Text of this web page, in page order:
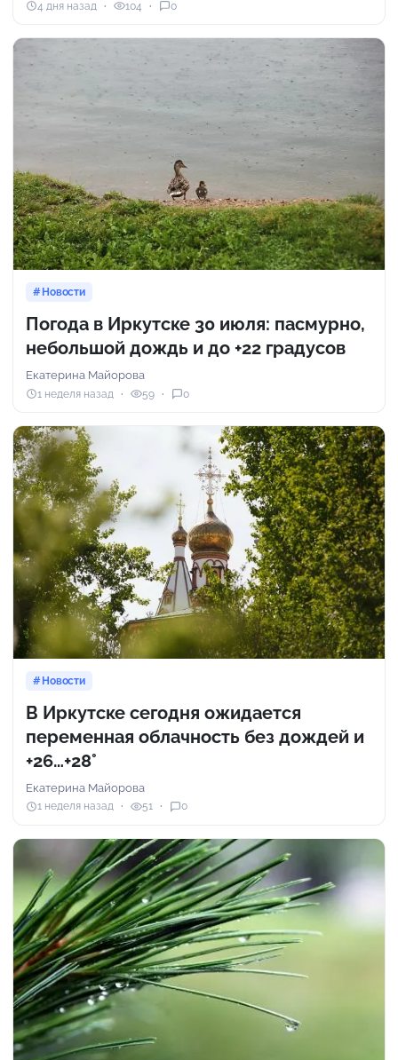
4 дня назад 104 0
Новости
Погода в Иркутске 30 июля: пасмурно,
небольшой дождь и до +22 градусов
Екатерина Майорова
1 неделя назад 59 0
Новости
В Иркутске сегодня ожидается
переменная облачность без дождей и
+26…+28°
Екатерина Майорова
1 неделя назад 51 0